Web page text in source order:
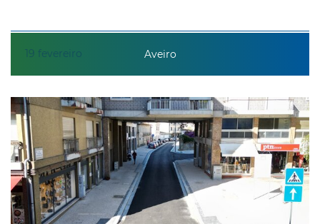
19 fevereiro Aveiro